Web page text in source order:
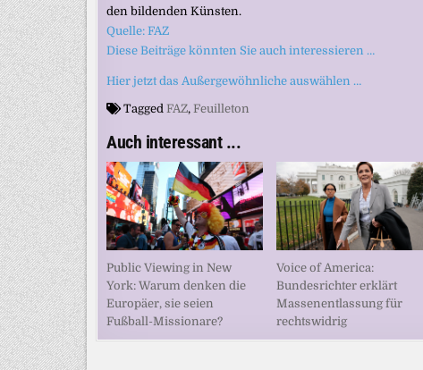
den bildenden Künsten.
Quelle: FAZ
Diese Beiträge könnten Sie auch interessieren …
Hier jetzt das Außergewöhnliche auswählen …
Tagged FAZ, Feuilleton
Auch interessant ...
Public Viewing in New
York: Warum denken die
Europäer, sie seien
Fußball-Missionare?
Voice of America:
Bundesrichter erklärt
Massenentlassung für
rechtswidrig